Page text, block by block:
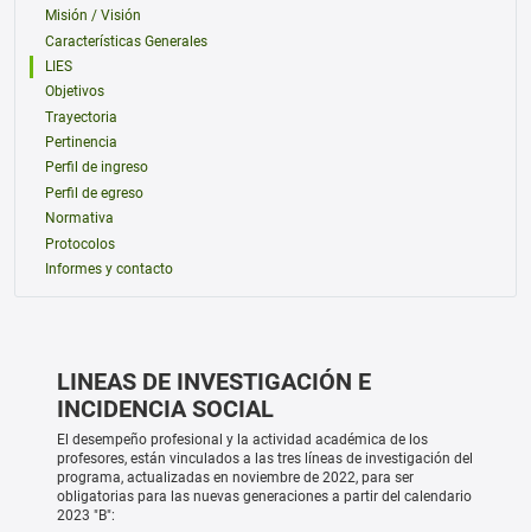
Misión / Visión
Características Generales
LIES
Objetivos
Trayectoria
Pertinencia
Perfil de ingreso
Perfil de egreso
Normativa
Protocolos
Informes y contacto
LINEAS DE INVESTIGACIÓN E
INCIDENCIA SOCIAL
El desempeño profesional y la actividad académica de los
profesores, están vinculados a las tres líneas de investigación del
programa, actualizadas en noviembre de 2022, para ser
obligatorias para las nuevas generaciones a partir del calendario
2023 "B":